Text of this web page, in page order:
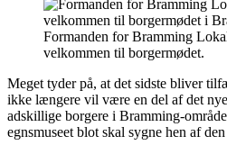
Formanden for Bramming
velkommen til borgermødet.
Meget tyder på, at det sidste bliver
ikke længere vil være en del af det
adskillige borgere i Bramming-
egnsmuseet blot skal sygne hen af